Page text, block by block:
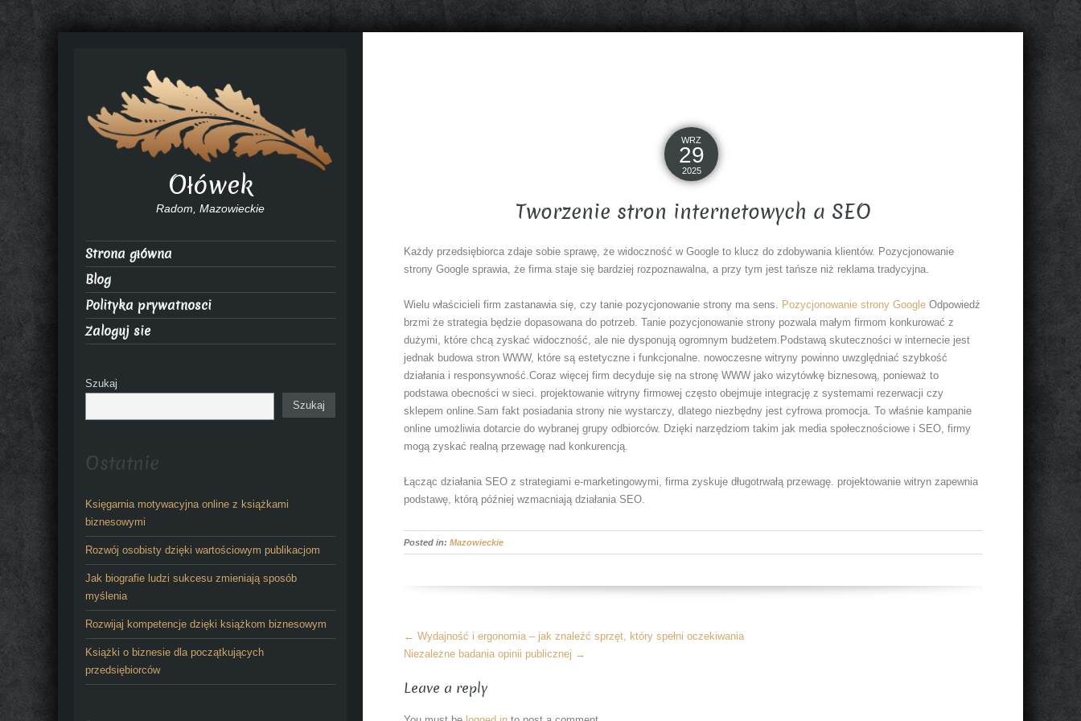
WRZ
29
2025
Tworzenie stron internetowych a SEO
Każdy przedsiębiorca zdaje sobie sprawę, że widoczność w Google to klucz do zdobywania klientów. Pozycjonowanie
strony Google sprawia, że firma staje się bardziej rozpoznawalna, a przy tym jest tańsze niż reklama tradycyjna.
Wielu właścicieli firm zastanawia się, czy tanie pozycjonowanie strony ma sens. Pozycjonowanie strony Google Odpowiedź
brzmi że strategia będzie dopasowana do potrzeb. Tanie pozycjonowanie strony pozwala małym firmom konkurować z
dużymi, które chcą zyskać widoczność, ale nie dysponują ogromnym budżetem.Podstawą skuteczności w internecie jest
jednak budowa stron WWW, które są estetyczne i funkcjonalne. nowoczesne witryny powinno uwzględniać szybkość
działania i responsywność.Coraz więcej firm decyduje się na stronę WWW jako wizytówkę biznesową, ponieważ to
podstawa obecności w sieci. projektowanie witryny firmowej często obejmuje integrację z systemami rezerwacji czy
sklepem online.Sam fakt posiadania strony nie wystarczy, dlatego niezbędny jest cyfrowa promocja. To właśnie kampanie
online umożliwia dotarcie do wybranej grupy odbiorców. Dzięki narzędziom takim jak media społecznościowe i SEO, firmy
mogą zyskać realną przewagę nad konkurencją.
Łącząc działania SEO z strategiami e-marketingowymi, firma zyskuje długotrwałą przewagę. projektowanie witryn zapewnia
podstawę, którą później wzmacniają działania SEO.
Posted in:Mazowieckie
More
Articles
← Wydajność i ergonomia – jak znaleźć sprzęt, który spełni oczekiwania
Niezależne badania opinii publicznej →
Leave a reply
Ołówek
Radom, Mazowieckie
Strona główna
Blog
Polityka prywatnosci
Zaloguj sie
Szukaj
Szukaj
Ostatnie
Księgarnia motywacyjna online z książkami
biznesowymi
Rozwój osobisty dzięki wartościowym publikacjom
Jak biografie ludzi sukcesu zmieniają sposób
myślenia
Rozwijaj kompetencje dzięki książkom biznesowym
Książki o biznesie dla początkujących
przedsiębiorców